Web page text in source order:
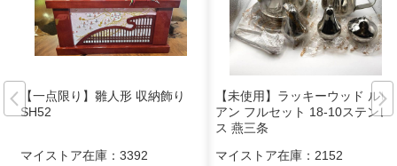
【一点限り】雛人形 収納飾り
SH52
マイストア在庫： 3392
【未使用】ラッキーウッド ルビ
アン フルセット 18-10ステンレ
ス 燕三条
マイストア在庫： 2152